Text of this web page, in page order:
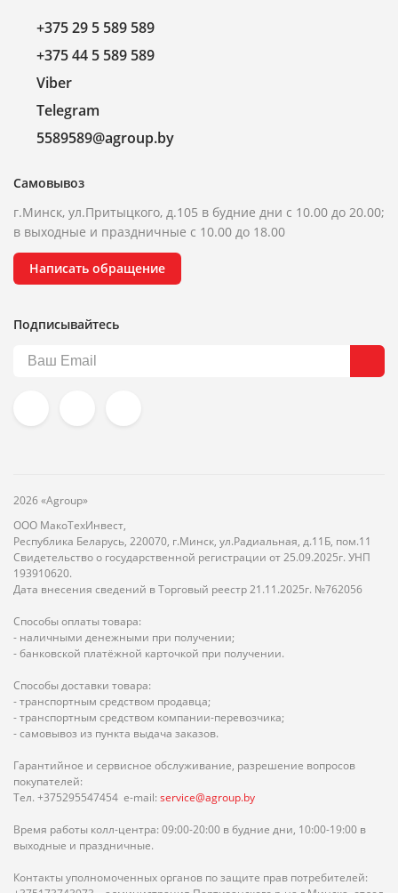
+375 29 5 589 589
+375 44 5 589 589
Viber
Telegram
5589589@agroup.by
Самовывоз
г.Минск, ул.Притыцкого, д.105 в будние дни с 10.00 до 20.00;
в выходные и праздничные с 10.00 до 18.00
Написать обращение
Подписывайтесь
2026 «Agroup»
ООО МакоТехИнвест,
Республика Беларусь, 220070, г.Минск, ул.Радиальная, д.11Б, пом.11
Свидетельство о государственной регистрации от 25.09.2025г. УНП
193910620.
Дата внесения сведений в Торговый реестр 21.11.2025г. №762056
Способы оплаты товара:
- наличными денежными при получении;
- банковской платёжной карточкой при получении.
Способы доставки товара:
- транспортным средством продавца;
- транспортным средством компании-перевозчика;
- самовывоз из пункта выдача заказов.
Гарантийное и сервисное обслуживание, разрешение вопросов
покупателей:
Тел. +375295547454 e-mail: service@agroup.by
Время работы колл-центра: 09:00-20:00 в будние дни, 10:00-19:00 в
выходные и праздничные.
Контакты уполномоченных органов по защите прав потребителей: